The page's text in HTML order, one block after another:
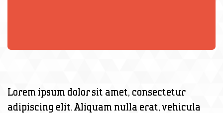
Lorem ipsum dolor sit amet, consectetur
adipiscing elit. Aliquam nulla erat, vehicula